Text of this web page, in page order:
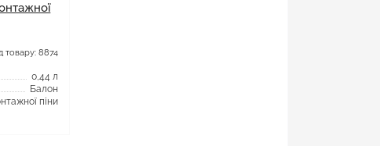
товару: 8874
0,44 л
Балон
піни